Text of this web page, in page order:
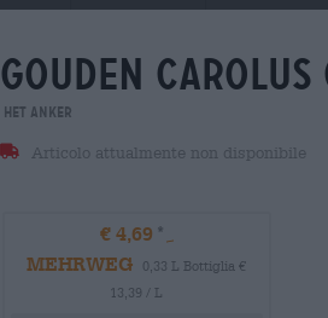
gouden carolus
Het Anker
Articolo attualmente non disponibile
€ 4,69
MEHRWEG
0,33 L Bottiglia €
13,39 / L